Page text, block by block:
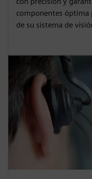
componentes óptima
de su sistema de